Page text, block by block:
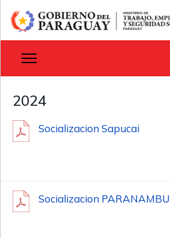
2024
Socializacion Sapucai
Socializacion PARANAMBU